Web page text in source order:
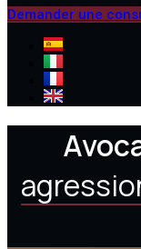
Demander une